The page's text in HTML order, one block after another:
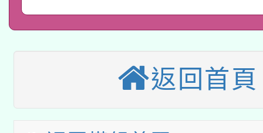
案。
暨閱讀推動專業研習
科技賦能─人工智慧
A3數位素養講師名單
本校115學年度第1次
第3次招考甄選結果公
本校115學年度第2次
返回首頁